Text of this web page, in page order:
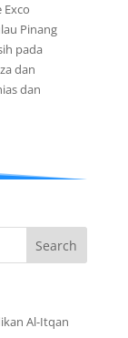
Exco
Pinang
pada
dan
dan
Al-Itqan